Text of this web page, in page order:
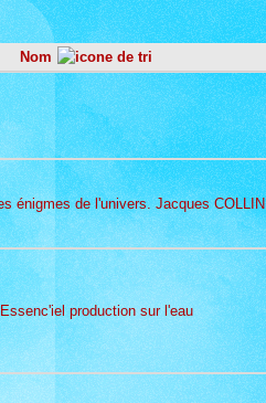
Nom
énigmes de l'univers. Jacques COLLIN
production sur l'eau